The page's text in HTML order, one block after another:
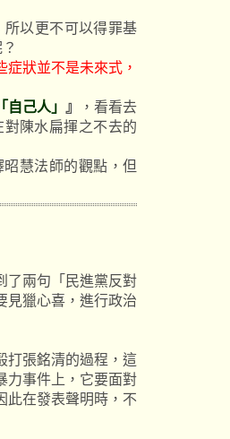
以更不可以得罪基
症狀並不是未來式，
「自己人」 』
，看看去
陳水扁揮之不去的
慧法師的觀點，但
了兩句「民進黨反對
見獵心喜，進行政治
打張銘清的過程，這
力事件上，它要面對
此在發表聲明時，不